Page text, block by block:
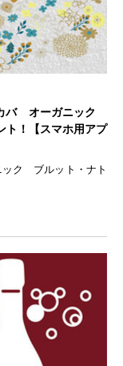
バ オーガニック
！【スマホ用アプ
ク ブルット・ナト